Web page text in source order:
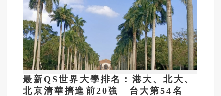
最新QS世界大學排名：港大、北大、
北京清華擠進前20強 台大第54名